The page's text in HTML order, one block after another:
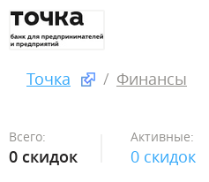
Точка Финансы
Всего:
0 скидок
Активные:
0 скидок